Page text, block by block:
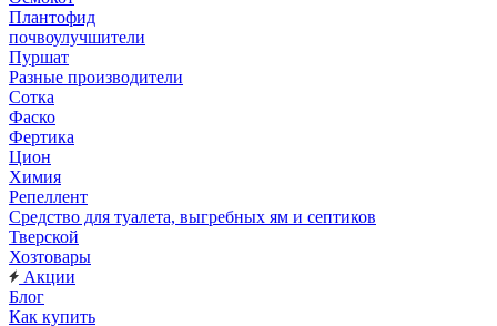
Плантофид
почвоулучшители
Пуршат
Разные производители
Сотка
Фаско
Фертика
Цион
Химия
Репеллент
Средство для туалета, выгребных ям и септиков
Тверской
Хозтовары
Акции
Блог
Как купить